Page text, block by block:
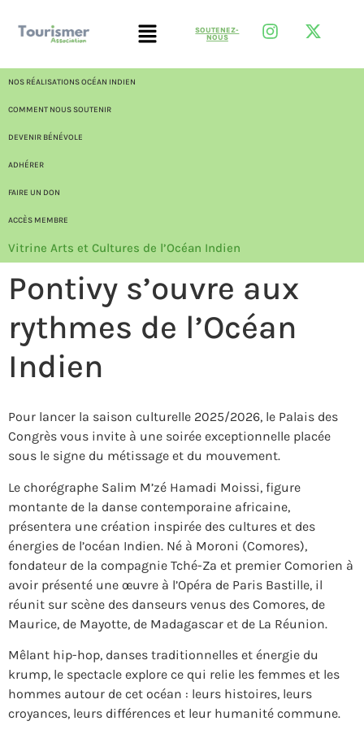
SOUTENEZ-
NOUS
NOS RÉALISATIONS OCÉAN INDIEN
COMMENT NOUS SOUTENIR
DEVENIR BÉNÉVOLE
ADHÉRER
FAIRE UN DON
ACCÈS MEMBRE
Vitrine Arts et Cultures de l’Océan Indien
Pontivy s’ouvre aux
rythmes de l’Océan
Indien
Pour lancer la saison culturelle 2025/2026, le Palais des
Congrès vous invite à une soirée exceptionnelle placée
sous le signe du métissage et du mouvement.
Le chorégraphe Salim M’zé Hamadi Moissi, figure
montante de la danse contemporaine africaine,
présentera une création inspirée des cultures et des
énergies de l’océan Indien. Né à Moroni (Comores),
fondateur de la compagnie Tché-Za et premier Comorien à
avoir présenté une œuvre à l’Opéra de Paris Bastille, il
réunit sur scène des danseurs venus des Comores, de
Maurice, de Mayotte, de Madagascar et de La Réunion.
Mêlant hip-hop, danses traditionnelles et énergie du
krump, le spectacle explore ce qui relie les femmes et les
hommes autour de cet océan : leurs histoires, leurs
croyances, leurs différences et leur humanité commune.